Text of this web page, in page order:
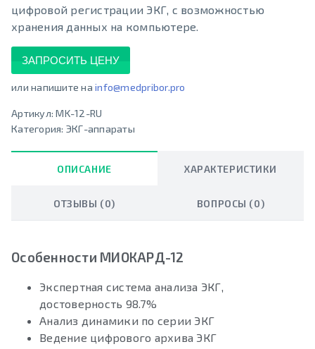
цифровой регистрации ЭКГ, с возможностью
хранения данных на компьютере.
ЗАПРОСИТЬ ЦЕНУ
или напишите на info@medpribor.pro
Артикул:MK-12-RU
Категория: ЭКГ-аппараты
ОПИСАНИЕ ХАРАКТЕРИСТИКИ
ОТЗЫВЫ (0) ВОПРОСЫ (0)
Особенности МИОКАРД-12
Экспертная система анализа ЭКГ,
достоверность 98.7%
Анализ динамики по серии ЭКГ
Ведение цифрового архива ЭКГ